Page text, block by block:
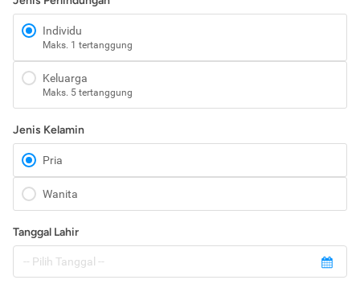
Individu
Maks. 1 tertanggung
Keluarga
Maks. 5 tertanggung
Jenis Kelamin
Pria
Wanita
Tanggal Lahir